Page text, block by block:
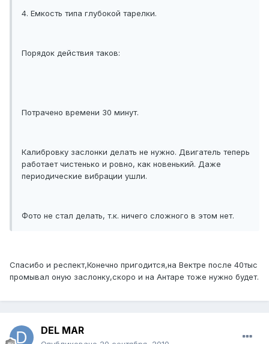
4. Емкость типа глубокой тарелки.
Порядок действия таков:
Потрачено времени 30 минут.
Калибровку заслонки делать не нужно. Двигатель теперь
работает чистенько и ровно, как новенький. Даже
периодические вибрации ушли.
Фото не стал делать, т.к. ничего сложного в этом нет.
Спасибо и респект,Конечно пригодится,на Вектре после 40тыс
промывал оную заслонку,скоро и на Антаре тоже нужно будет.
DEL MAR